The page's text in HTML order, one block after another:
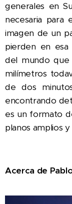
generales en
necesaria para
imagen de un
pierden en esa
del mundo que
milímetros
de dos
encontrando
es un formato
planos amplios
Acerca de